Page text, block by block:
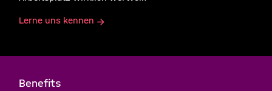
Lerne uns kennen
Benefits